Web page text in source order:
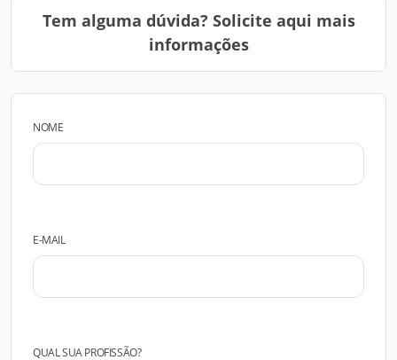
Tem alguma dúvida? Solicite aqui mais
informações
NOME
E-MAIL
QUAL SUA PROFISSÃO?